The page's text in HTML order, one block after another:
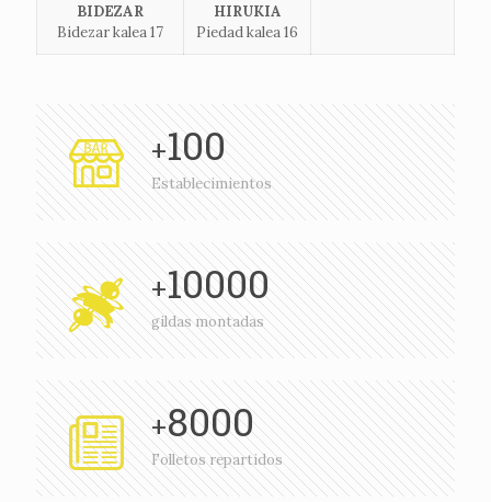
BIDEZAR
Bidezar kalea 17
HIRUKIA
Piedad kalea 16
+100
Establecimientos
+10000
gildas montadas
+8000
Folletos repartidos